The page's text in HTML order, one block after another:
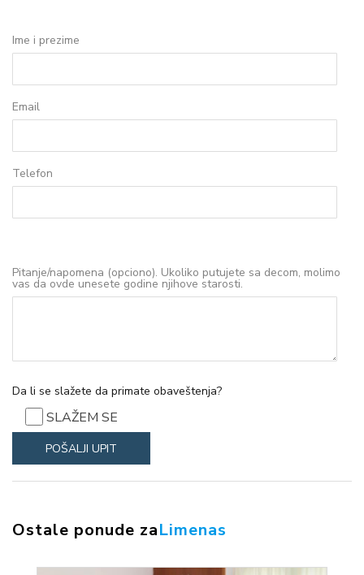
Ime i prezime
Email
Telefon
Pitanje/napomena (opciono). Ukoliko putujete sa decom, molimo
vas da ovde unesete godine njihove starosti.
Da li se slažete da primate obaveštenja?
SLAŽEM SE
Ostale ponude zaLimenas